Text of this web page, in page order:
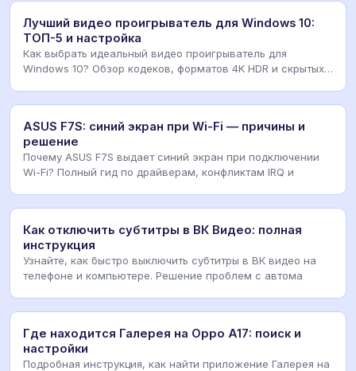
Лучший видео проигрыватель для Windows 10:
ТОП-5 и настройка
Как выбрать идеальный видео проигрыватель для
Windows 10? Обзор кодеков, форматов 4K HDR и скрытых
ASUS F7S: синий экран при Wi-Fi — причины и
решение
Почему ASUS F7S выдает синий экран при подключении
Wi-Fi? Полный гид по драйверам, конфликтам IRQ и
Как отключить субтитры в ВК Видео: полная
инструкция
Узнайте, как быстро выключить субтитры в ВК видео на
телефоне и компьютере. Решение проблем с автома
Где находится Галерея на Oppo A17: поиск и
настройки
Подробная инструкция, как найти приложение Галерея на